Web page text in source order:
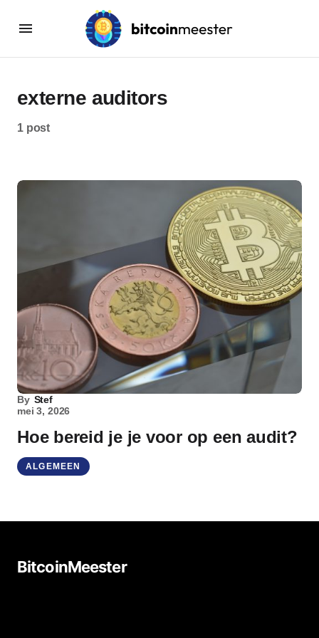
externe auditors
1 post
By Stef
mei 3, 2026
Hoe bereid je je voor op een audit?
ALGEMEEN
BitcoinMeester